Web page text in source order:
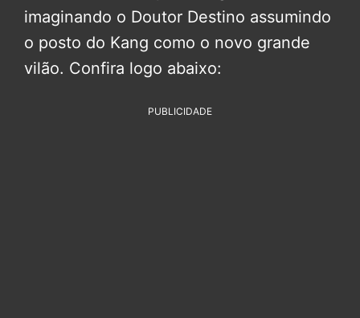
imaginando o Doutor Destino assumindo
o posto do Kang como o novo grande
vilão. Confira logo abaixo:
PUBLICIDADE